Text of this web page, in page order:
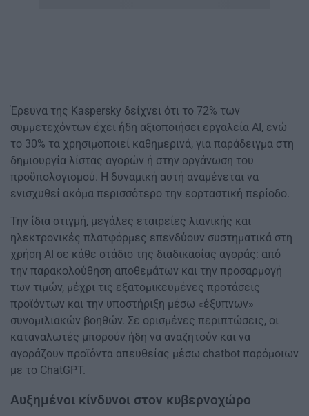
Έρευνα της Kaspersky δείχνει ότι το 72% των
συμμετεχόντων έχει ήδη αξιοποιήσει εργαλεία AI, ενώ
το 30% τα χρησιμοποιεί καθημερινά, για παράδειγμα στη
δημιουργία λίστας αγορών ή στην οργάνωση του
προϋπολογισμού. Η δυναμική αυτή αναμένεται να
ενισχυθεί ακόμα περισσότερο την εορταστική περίοδο.
Την ίδια στιγμή, μεγάλες εταιρείες λιανικής και
ηλεκτρονικές πλατφόρμες επενδύουν συστηματικά στη
χρήση AI σε κάθε στάδιο της διαδικασίας αγοράς: από
την παρακολούθηση αποθεμάτων και την προσαρμογή
των τιμών, μέχρι τις εξατομικευμένες προτάσεις
προϊόντων και την υποστήριξη μέσω «έξυπνων»
συνομιλιακών βοηθών. Σε ορισμένες περιπτώσεις, οι
καταναλωτές μπορούν ήδη να αναζητούν και να
αγοράζουν προϊόντα απευθείας μέσω chatbot παρόμοιων
με το ChatGPT.
Αυξημένοι κίνδυνοι στον κυβερνοχώρο